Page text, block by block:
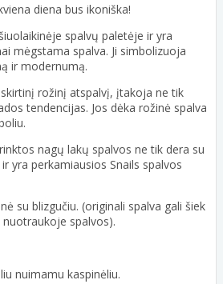
diena bus ikoniška!
spalvų paletėje ir yra
mėgstama spalva. Ji simbolizuoja
ir modernumą.
rožinį atspalvį, įtakoja ne tik
tendencijas. Jos dėka rožinė spalva
nagų lakų spalvos ne tik dera su
yra perkamiausios Snails spalvos
su blizgučiu. (originali spalva gali šiek
spalvos).
nuimamu kaspinėliu.